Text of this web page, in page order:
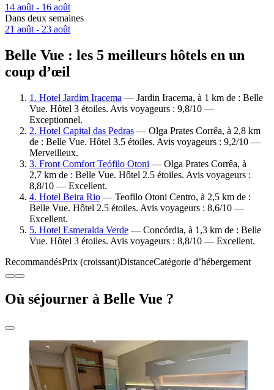
14 août - 16 août
Dans deux semaines
21 août - 23 août
Belle Vue : les 5 meilleurs hôtels en un
coup d’œil
1. Hotel Jardim Iracema — Jardin Iracema, à 1 km de : Belle
Vue. Hôtel 3 étoiles. Avis voyageurs : 9,8/10 —
Exceptionnel.
2. Hotel Capital das Pedras — Olga Prates Corrêa, à 2,8 km
de : Belle Vue. Hôtel 3.5 étoiles. Avis voyageurs : 9,2/10 —
Merveilleux.
3. Front Comfort Teófilo Otoni — Olga Prates Corrêa, à
2,7 km de : Belle Vue. Hôtel 2.5 étoiles. Avis voyageurs :
8,8/10 — Excellent.
4. Hotel Beira Rio — Teofilo Otoni Centro, à 2,5 km de :
Belle Vue. Hôtel 2.5 étoiles. Avis voyageurs : 8,6/10 —
Excellent.
5. Hotel Esmeralda Verde — Concórdia, à 1,3 km de : Belle
Vue. Hôtel 3 étoiles. Avis voyageurs : 8,8/10 — Excellent.
RecommandésPrix (croissant)DistanceCatégorie d’hébergement
Où séjourner à Belle Vue ?